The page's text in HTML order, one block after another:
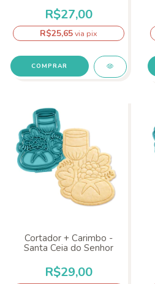
R$27,00
R$25,65via pix
COMPRAR
Cortador + Carimbo -
Santa Ceia do Senhor
R$29,00